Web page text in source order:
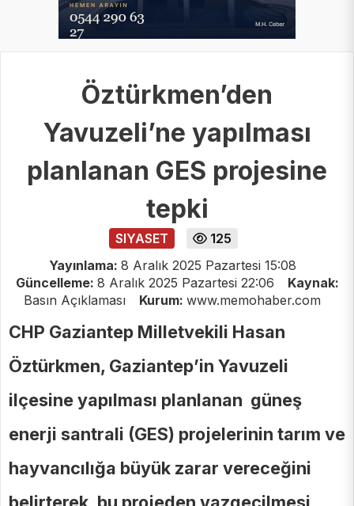
Öztürkmen’den
Yavuzeli’ne yapılması
planlanan GES projesine
tepki
SIYASET
125
Yayınlama: 8 Aralık 2025 Pazartesi 15:08
Güncelleme: 8 Aralık 2025 Pazartesi 22:06
Kaynak:
Basın Açıklaması
Kurum: www.memohaber.com
CHP Gaziantep Milletvekili Hasan
Öztürkmen, Gaziantep’in Yavuzeli
ilçesine yapılması planlanan güneş
enerji santrali (GES) projelerinin tarım ve
hayvancılığa büyük zarar vereceğini